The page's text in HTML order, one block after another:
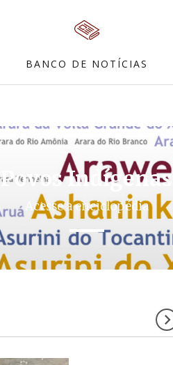
BANCO DE NOTÍCIAS
Povos Indígenas
Acesse a enciclopédia